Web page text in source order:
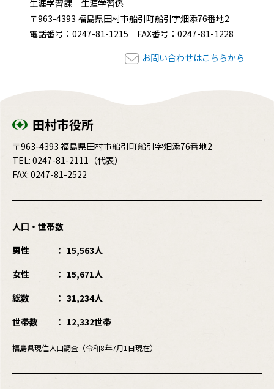
生涯学習課 生涯学習係
〒963-4393 福島県田村市船引町船引字畑添76番地2
電話番号：0247-81-1215 FAX番号：0247-81-1228
お問い合わせはこちらから
田村市役所
〒963-4393 福島県田村市船引町船引字畑添76番地2
TEL: 0247-81-2111 （代表）
FAX: 0247-81-2522
人口・世帯数
男性
15,563人
女性
15,671人
総数
31,234人
世帯数
12,332世帯
福島県現住人口調査（令和8年7月1日現在）